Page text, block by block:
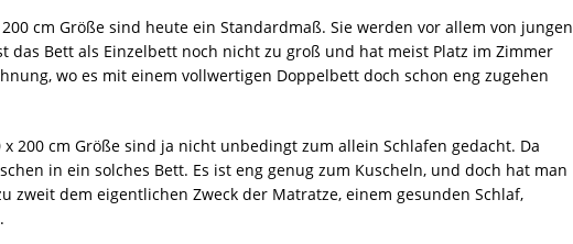
cm Größe sind heute ein Standardmaß. Sie werden vor allem von jungen
das Bett als Einzelbett noch nicht zu groß und hat meist Platz im Zimmer
wo es mit einem vollwertigen Doppelbett doch schon eng zugehen
200 cm Größe sind ja nicht unbedingt zum allein Schlafen gedacht. Da
in ein solches Bett. Es ist eng genug zum Kuscheln, und doch hat man
zweit dem eigentlichen Zweck der Matratze, einem gesunden Schlaf,